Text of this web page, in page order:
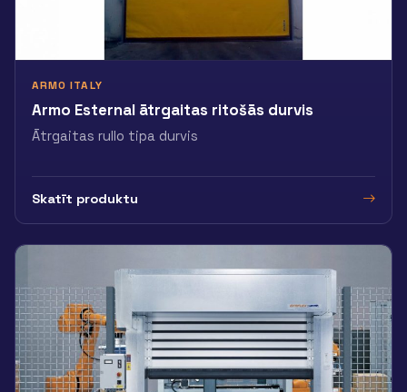
ARMO ITALY
Armo Esternal ātrgaitas ritošās durvis
Ātrgaitas rullo tipa durvis
Skatīt produktu